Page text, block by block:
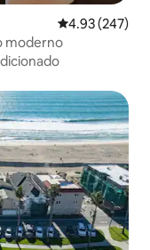
Calificación
4.93 (247)
moderno